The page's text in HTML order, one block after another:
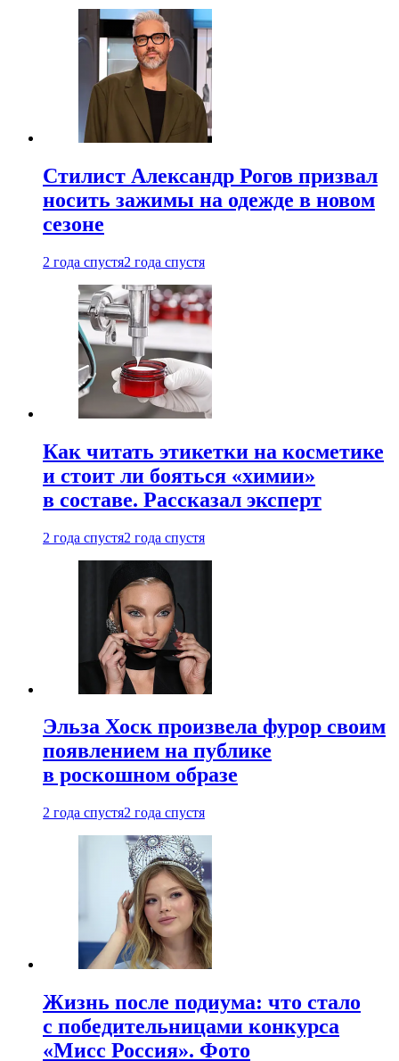
Стилист Александр Рогов призвал
носить зажимы на одежде в новом
сезоне
2 года спустя2 года спустя
Как читать этикетки на косметике
и стоит ли бояться «химии»
в составе. Рассказал эксперт
2 года спустя2 года спустя
Эльза Хоск произвела фурор своим
появлением на публике
в роскошном образе
2 года спустя2 года спустя
Жизнь после подиума: что стало
с победительницами конкурса
«Мисс Россия». Фото